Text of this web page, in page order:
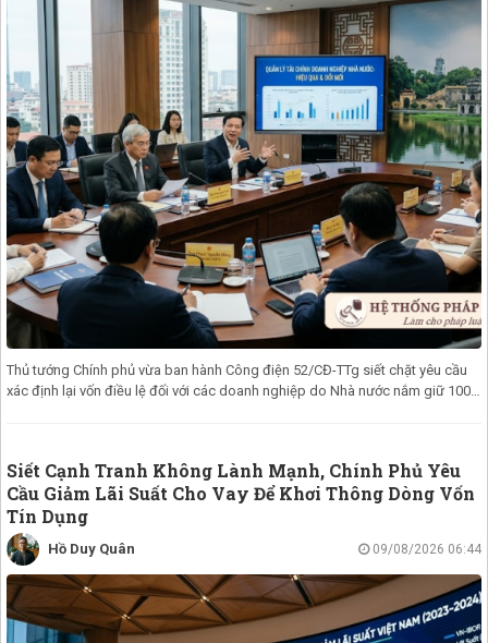
Thủ tướng Chính phủ vừa ban hành Công điện 52/CĐ-TTg siết chặt yêu cầu
xác định lại vốn điều lệ đối với các doanh nghiệp do Nhà nước nắm giữ 100%
Siết Cạnh Tranh Không Lành Mạnh, Chính Phủ Yêu
Cầu Giảm Lãi Suất Cho Vay Để Khơi Thông Dòng Vốn
Tín Dụng
Hồ Duy Quân 09/08/2026 06:44